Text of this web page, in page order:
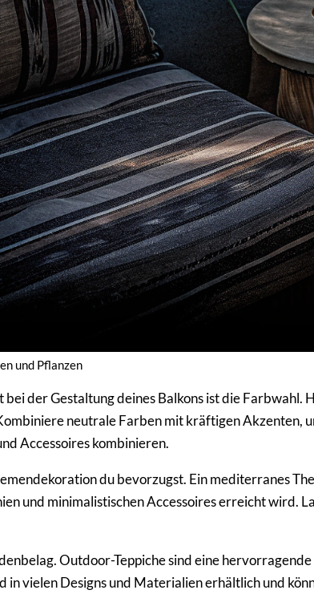
und Pflanzen
der Gestaltung deines Balkons ist die Farbwahl.
neutrale Farben mit kräftigen Akzenten,
Accessoires kombinieren.
du bevorzugst. Ein mediterranes
und minimalistischen Accessoires erreicht wird.
Outdoor-Teppiche sind eine
in vielen Designs und Materialien erhältlich und